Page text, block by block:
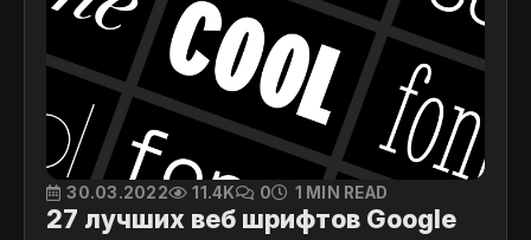
30.03.2022 11.4K 0 1 MIN READ
27 лучших веб шрифтов Google